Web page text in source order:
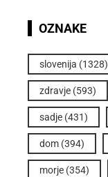
OZNAKE
slovenija (1328)
zdravje (593)
sadje (431)
dom (394)
morje (354)